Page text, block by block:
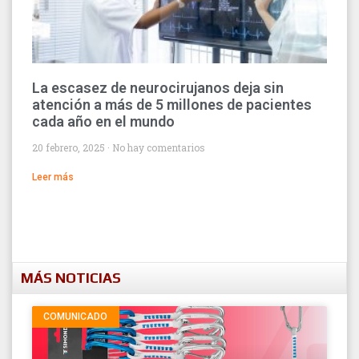
La escasez de neurocirujanos deja sin
atención a más de 5 millones de pacientes
cada año en el mundo
20 febrero, 2025 No hay comentarios
Leer más
MÁS NOTICIAS
COMUNICADO